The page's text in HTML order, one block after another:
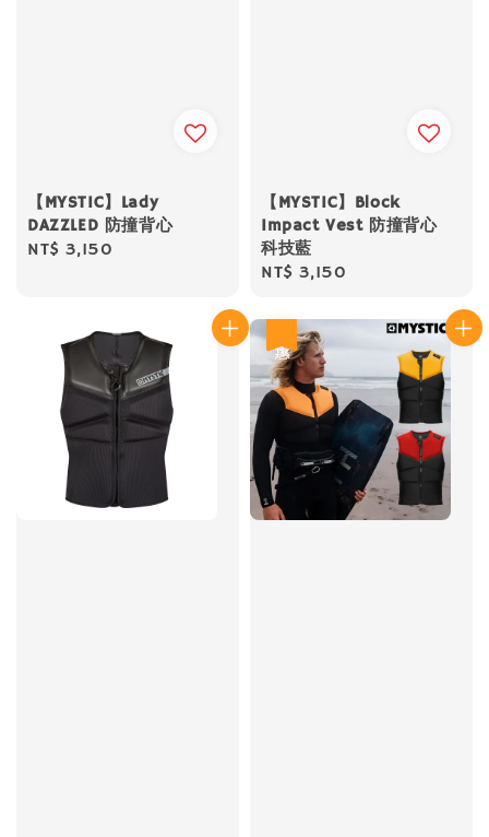
【MYSTIC】Lady
DAZZLED 防撞背心
Regular
NT$ 3,150
【MYSTIC】Block
Impact Vest 防撞背心
科技藍
Regular
NT$ 3,150